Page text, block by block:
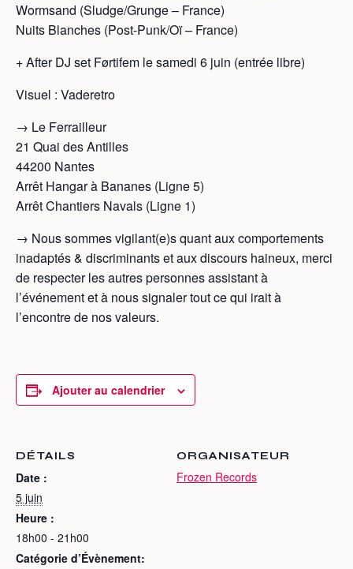
Wormsand (Sludge/Grunge – France)
Nuits Blanches (Post-Punk/Oï – France)
+ After DJ set Førtifem le samedi 6 juin (entrée libre)
Visuel : Vaderetro
→ Le Ferrailleur
21 Quai des Antilles
44200 Nantes
Arrêt Hangar à Bananes (Ligne 5)
Arrêt Chantiers Navals (Ligne 1)
→ Nous sommes vigilant(e)s quant aux comportements
inadaptés & discriminants et aux discours haineux, merci
de respecter les autres personnes assistant à
l’événement et à nous signaler tout ce qui irait à
l’encontre de nos valeurs.
Ajouter au calendrier
DÉTAILS
Date :
5 juin
Heure :
18h00 - 21h00
Catégorie d’Évènement:
ORGANISATEUR
Frozen Records